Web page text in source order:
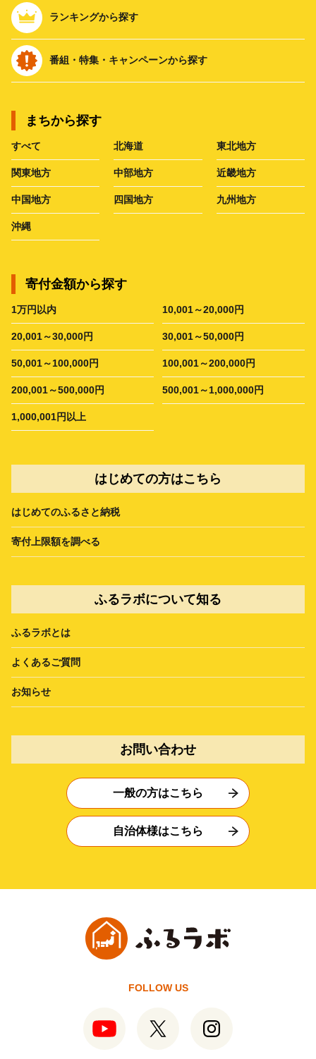
ランキングから探す
番組・特集・キャンペーンから探す
まちから探す
すべて 北海道 東北地方
関東地方 中部地方 近畿地方
中国地方 四国地方 九州地方
沖縄
寄付金額から探す
1万円以内 10,001～20,000円
20,001～30,000円 30,001～50,000円
50,001～100,000円 100,001～200,000円
200,001～500,000円 500,001～1,000,000円
1,000,001円以上
はじめての方はこちら
はじめてのふるさと納税
寄付上限額を調べる
ふるラボについて知る
ふるラボとは
よくあるご質問
お知らせ
お問い合わせ
一般の方はこちら
自治体様はこちら
FOLLOW US